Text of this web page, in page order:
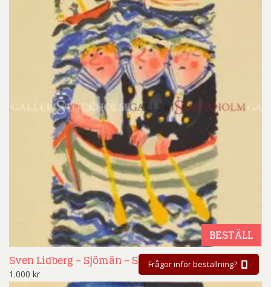
BESTÄLL
Sven Lidberg – Sjömän – Slutsåld
1.000 kr
Frågor inför beställning?